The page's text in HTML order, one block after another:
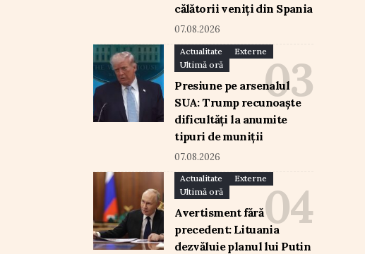
călătorii veniți din Spania
07.08.2026
Actualitate
Externe
Ultimă oră
Presiune pe arsenalul
SUA: Trump recunoaște
dificultăți la anumite
tipuri de muniții
07.08.2026
Actualitate
Externe
Ultimă oră
Avertisment fără
precedent: Lituania
dezvăluie planul lui Putin